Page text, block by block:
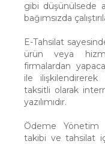
gibi düşünülsede
bağımsızda
E-Tahsilat
ürün veya
firmalardan
ile
taksitli olarak
yazılımıdır.
Ödeme Yönetim
takibi ve tahsilat